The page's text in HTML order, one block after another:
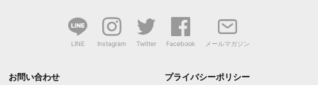
LINE Instagram Twitter Facebook メールマガジン
お問い合わせ プライバシーポリシー